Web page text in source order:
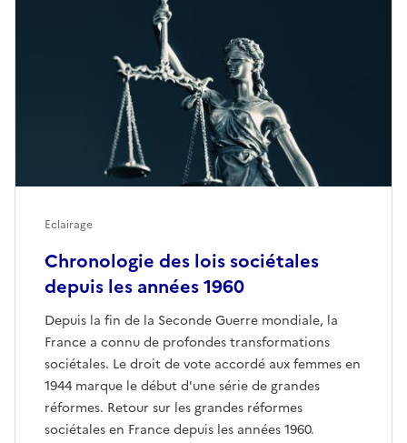
Chronologie des lois sociétales
depuis les années 1960
Depuis la fin de la Seconde Guerre mondiale, la
France a connu de profondes transformations
sociétales. Le droit de vote accordé aux femmes en
1944 marque le début d'une série de grandes
réformes. Retour sur les grandes réformes
sociétales en France depuis les années 1960.
Eclairage